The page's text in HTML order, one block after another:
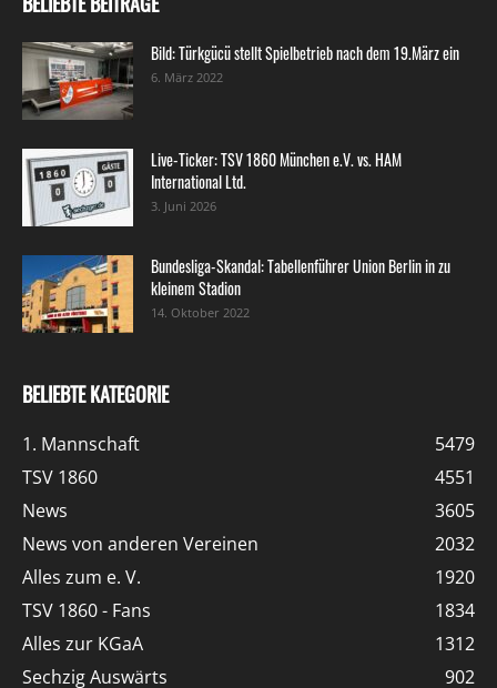
Bild: Türkgücü stellt Spielbetrieb nach dem 19.März ein
6. März 2022
Live-Ticker: TSV 1860 München e.V. vs. HAM
International Ltd.
3. Juni 2026
Bundesliga-Skandal: Tabellenführer Union Berlin in zu
kleinem Stadion
14. Oktober 2022
BELIEBTE KATEGORIE
1. Mannschaft
5479
TSV 1860
4551
News
3605
News von anderen Vereinen
2032
Alles zum e. V.
1920
TSV 1860 - Fans
1834
Alles zur KGaA
1312
Sechzig Auswärts
902